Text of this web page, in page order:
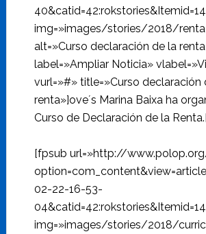
img=»images/stories/2018/
alt=»Curso declaración de la
label=»Ampliar Noticia»
vurl=»#» title=»Curso declaración
renta»]ove´s Marina Baixa ha
Curso de Declaración de la
[fpsub url=»http://
02-22-16-53-
img=»images/stories/2018/